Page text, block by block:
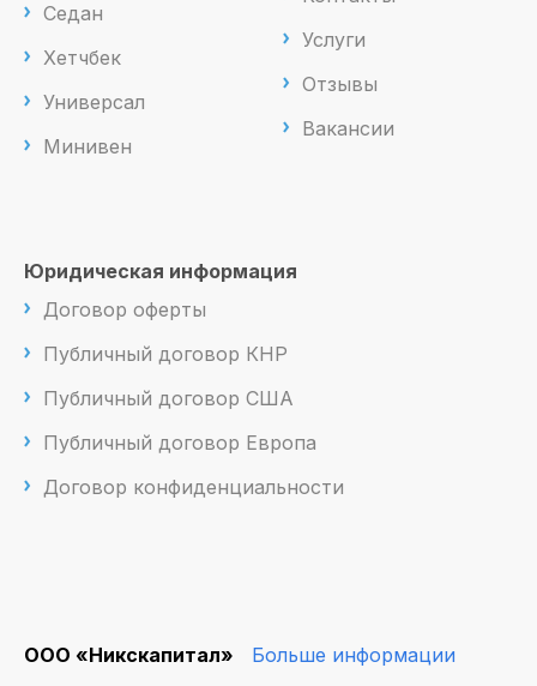
Седан
Хетчбек
Универсал
Минивен
Услуги
Отзывы
Вакансии
Юридическая информация
Договор оферты
Публичный договор КНР
Публичный договор США
Публичный договор Европа
Договор конфиденциальности
ООО «Никскапитал» Больше информации